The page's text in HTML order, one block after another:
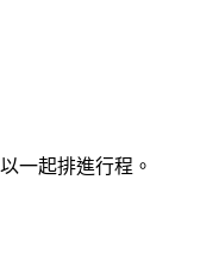
一起排進行程。